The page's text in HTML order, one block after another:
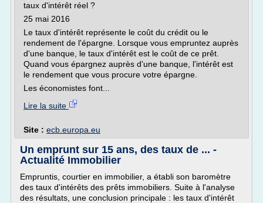
taux d'intérêt réel ?
25 mai 2016
Le taux d'intérêt représente le coût du crédit ou le
rendement de l'épargne. Lorsque vous empruntez auprès
d'une banque, le taux d'intérêt est le coût de ce prêt.
Quand vous épargnez auprès d'une banque, l'intérêt est
le rendement que vous procure votre épargne.
Les économistes font...
Lire la suite
Site : ecb.europa.eu
Un emprunt sur 15 ans, des taux de ... -
Actualité Immobilier
Empruntis, courtier en immobilier, a établi son baromètre
des taux d'intérêts des prêts immobiliers. Suite à l'analyse
des résultats, une conclusion principale : les taux d'intérêt